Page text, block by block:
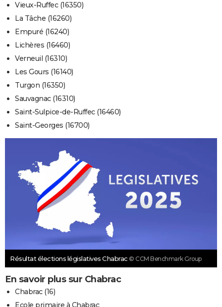
Vieux-Ruffec (16350)
La Tâche (16260)
Empuré (16240)
Lichères (16460)
Verneuil (16310)
Les Gours (16140)
Turgon (16350)
Sauvagnac (16310)
Saint-Sulpice-de-Ruffec (16460)
Saint-Georges (16700)
Résultat élections législatives Chabrac © CCM Benchmark Group
En savoir plus sur Chabrac
Chabrac (16)
Ecole primaire à Chabrac